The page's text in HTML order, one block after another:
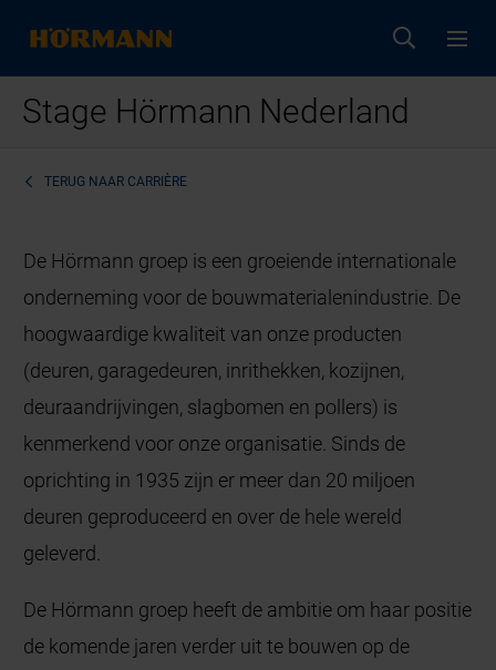
Stage Hörmann Nederland
TERUG NAAR CARRIÈRE
De Hörmann groep is een groeiende internationale
onderneming voor de bouwmaterialenindustrie. De
hoogwaardige kwaliteit van onze producten
(deuren, garagedeuren, inrithekken, kozijnen,
deuraandrijvingen, slagbomen en pollers) is
kenmerkend voor onze organisatie. Sinds de
oprichting in 1935 zijn er meer dan 20 miljoen
deuren geproduceerd en over de hele wereld
geleverd.
De Hörmann groep heeft de ambitie om haar positie
de komende jaren verder uit te bouwen op de